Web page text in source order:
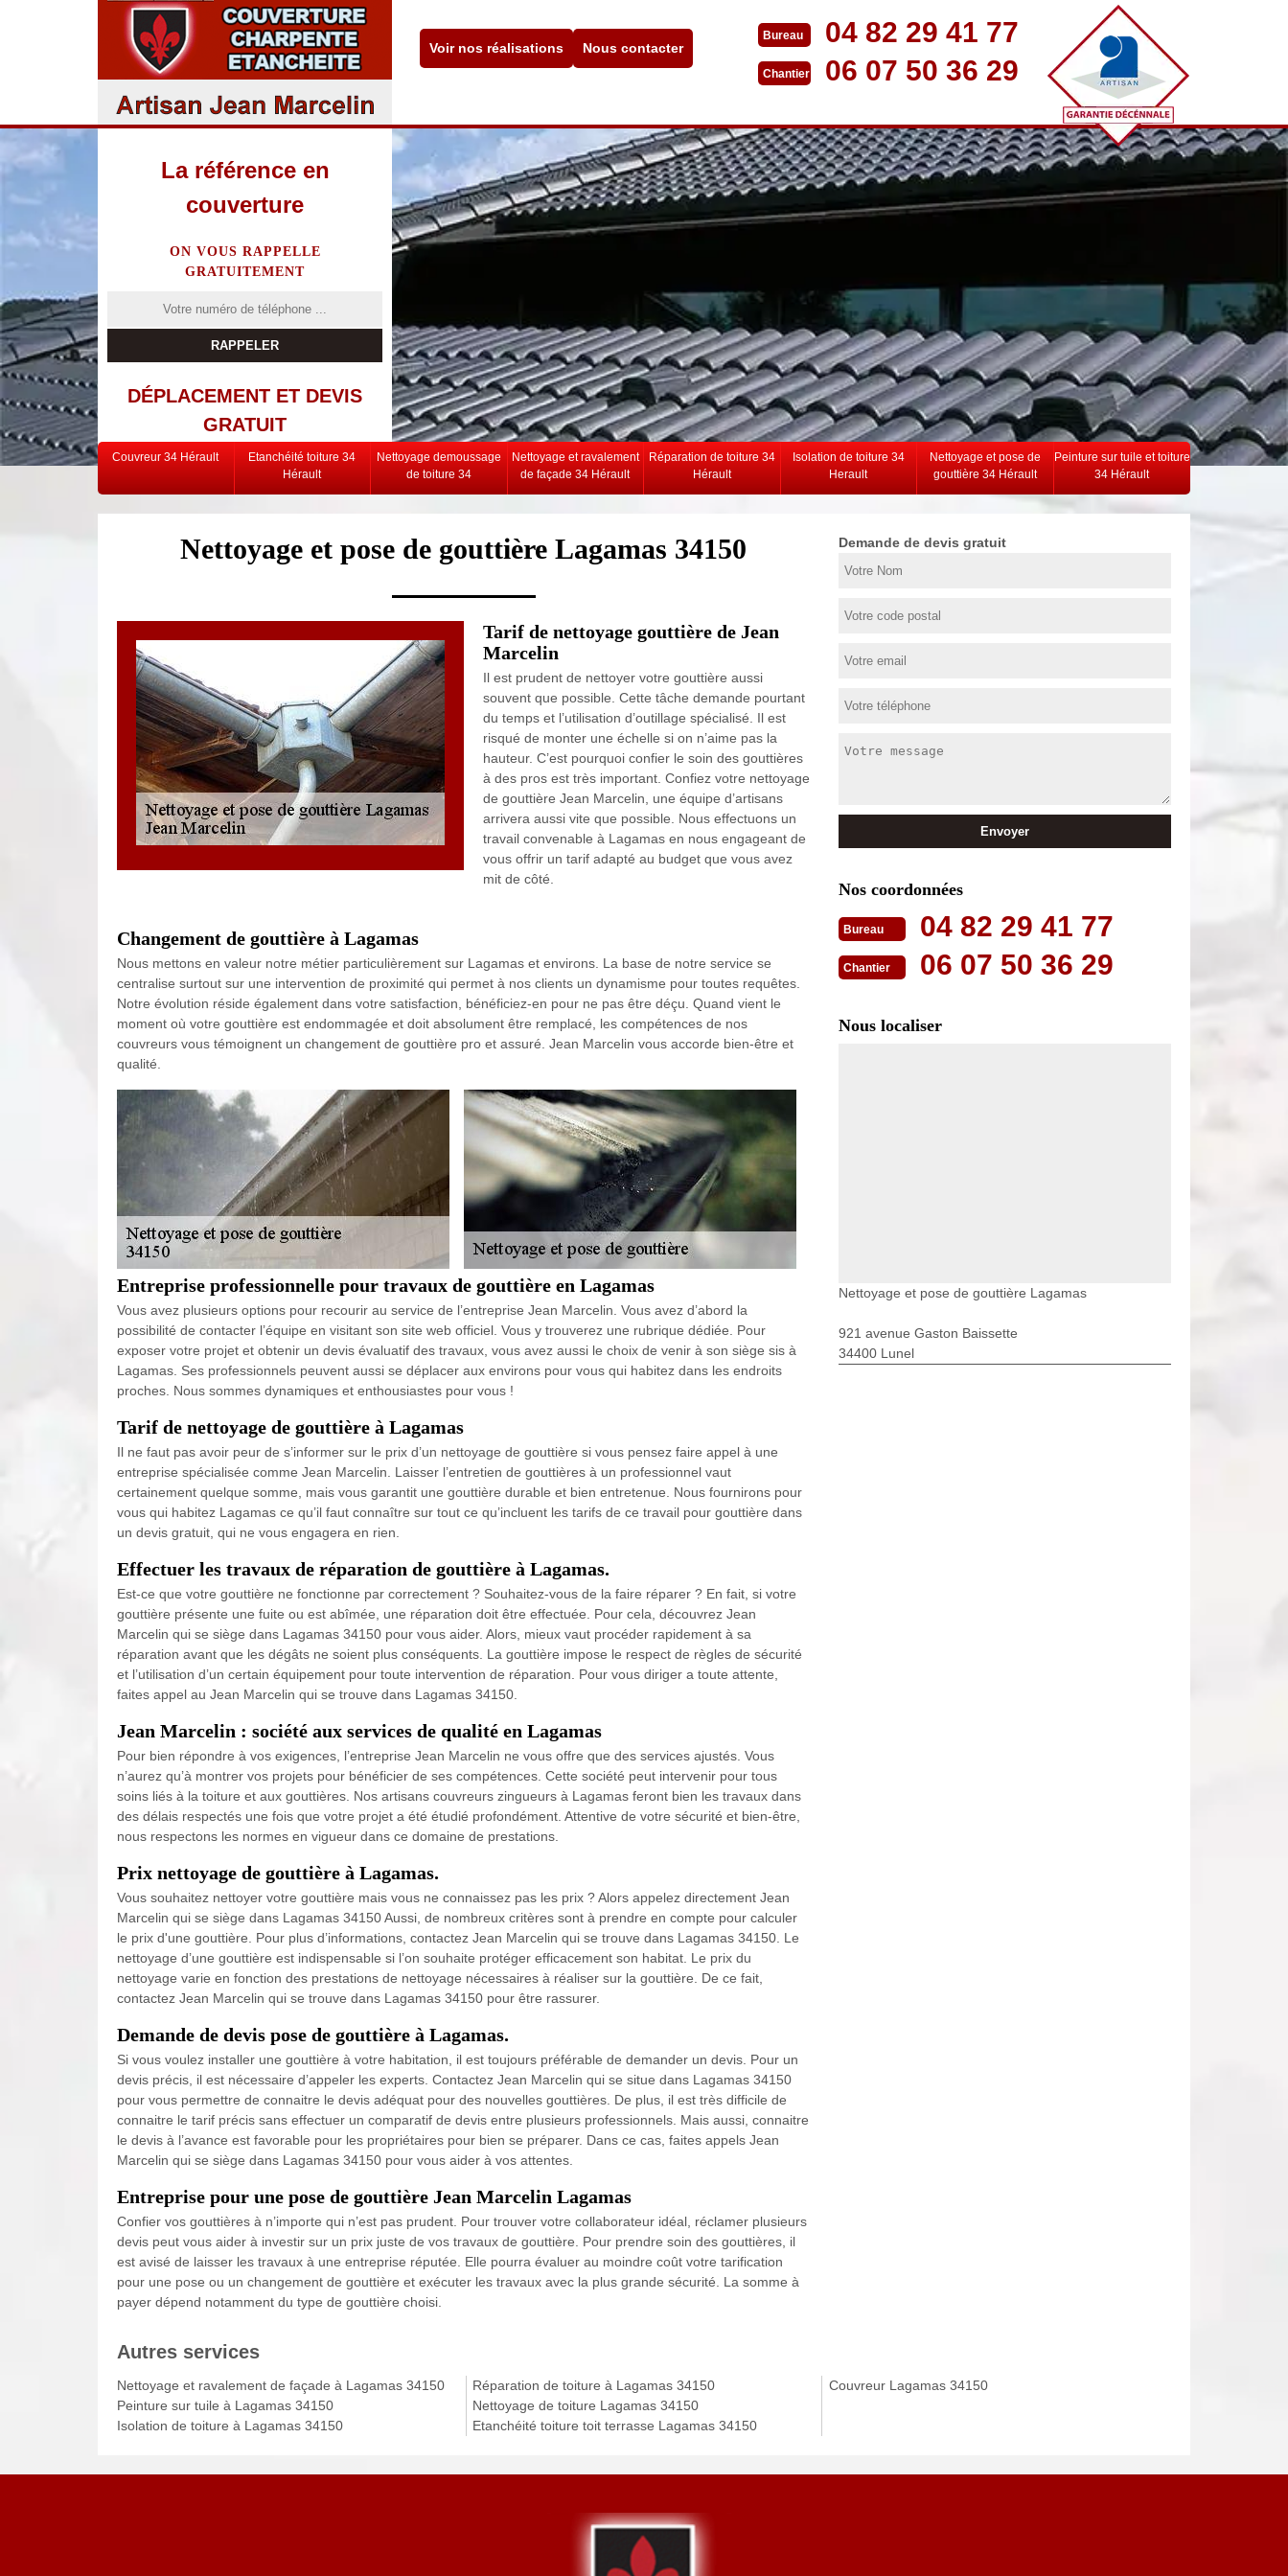
Voir nos réalisations Nous contacter
Bureau 04 82 29 41 77
Chantier 06 07 50 36 29
La référence en
couverture
ON VOUS RAPPELLE
GRATUITEMENT
DÉPLACEMENT ET DEVIS
GRATUIT
Couvreur 34 Hérault
Etanchéité toiture 34
Hérault
Nettoyage demoussage
de toiture 34
Nettoyage et ravalement
de façade 34 Hérault
Réparation de toiture 34
Hérault
Isolation de toiture 34
Herault
Nettoyage et pose de
gouttière 34 Hérault
Peinture sur tuile et toiture
34 Hérault
Nettoyage et pose de gouttière Lagamas 34150
Tarif de nettoyage gouttière de Jean
Marcelin
Il est prudent de nettoyer votre gouttière aussi
souvent que possible. Cette tâche demande pourtant
du temps et l’utilisation d’outillage spécialisé. Il est
risqué de monter une échelle si on n’aime pas la
hauteur. C’est pourquoi confier le soin des gouttières
à des pros est très important. Confiez votre nettoyage
de gouttière Jean Marcelin, une équipe d’artisans
arrivera aussi vite que possible. Nous effectuons un
travail convenable à Lagamas en nous engageant de
vous offrir un tarif adapté au budget que vous avez
mit de côté.
Changement de gouttière à Lagamas
Nous mettons en valeur notre métier particulièrement sur Lagamas et environs. La base de notre service se
centralise surtout sur une intervention de proximité qui permet à nos clients un dynamisme pour toutes requêtes.
Notre évolution réside également dans votre satisfaction, bénéficiez-en pour ne pas être déçu. Quand vient le
moment où votre gouttière est endommagée et doit absolument être remplacé, les compétences de nos
couvreurs vous témoignent un changement de gouttière pro et assuré. Jean Marcelin vous accorde bien-être et
qualité.
Entreprise professionnelle pour travaux de gouttière en Lagamas
Vous avez plusieurs options pour recourir au service de l’entreprise Jean Marcelin. Vous avez d’abord la
possibilité de contacter l’équipe en visitant son site web officiel. Vous y trouverez une rubrique dédiée. Pour
exposer votre projet et obtenir un devis évaluatif des travaux, vous avez aussi le choix de venir à son siège sis à
Lagamas. Ses professionnels peuvent aussi se déplacer aux environs pour vous qui habitez dans les endroits
proches. Nous sommes dynamiques et enthousiastes pour vous !
Tarif de nettoyage de gouttière à Lagamas
Il ne faut pas avoir peur de s’informer sur le prix d’un nettoyage de gouttière si vous pensez faire appel à une
entreprise spécialisée comme Jean Marcelin. Laisser l’entretien de gouttières à un professionnel vaut
certainement quelque somme, mais vous garantit une gouttière durable et bien entretenue. Nous fournirons pour
vous qui habitez Lagamas ce qu’il faut connaître sur tout ce qu’incluent les tarifs de ce travail pour gouttière dans
un devis gratuit, qui ne vous engagera en rien.
Effectuer les travaux de réparation de gouttière à Lagamas.
Est-ce que votre gouttière ne fonctionne par correctement ? Souhaitez-vous de la faire réparer ? En fait, si votre
gouttière présente une fuite ou est abîmée, une réparation doit être effectuée. Pour cela, découvrez Jean
Marcelin qui se siège dans Lagamas 34150 pour vous aider. Alors, mieux vaut procéder rapidement à sa
réparation avant que les dégâts ne soient plus conséquents. La gouttière impose le respect de règles de sécurité
et l’utilisation d’un certain équipement pour toute intervention de réparation. Pour vous diriger a toute attente,
faites appel au Jean Marcelin qui se trouve dans Lagamas 34150.
Jean Marcelin : société aux services de qualité en Lagamas
Pour bien répondre à vos exigences, l’entreprise Jean Marcelin ne vous offre que des services ajustés. Vous
n’aurez qu’à montrer vos projets pour bénéficier de ses compétences. Cette société peut intervenir pour tous
soins liés à la toiture et aux gouttières. Nos artisans couvreurs zingueurs à Lagamas feront bien les travaux dans
des délais respectés une fois que votre projet a été étudié profondément. Attentive de votre sécurité et bien-être,
nous respectons les normes en vigueur dans ce domaine de prestations.
Prix nettoyage de gouttière à Lagamas.
Vous souhaitez nettoyer votre gouttière mais vous ne connaissez pas les prix ? Alors appelez directement Jean
Marcelin qui se siège dans Lagamas 34150 Aussi, de nombreux critères sont à prendre en compte pour calculer
le prix d'une gouttière. Pour plus d’informations, contactez Jean Marcelin qui se trouve dans Lagamas 34150. Le
nettoyage d’une gouttière est indispensable si l’on souhaite protéger efficacement son habitat. Le prix du
nettoyage varie en fonction des prestations de nettoyage nécessaires à réaliser sur la gouttière. De ce fait,
contactez Jean Marcelin qui se trouve dans Lagamas 34150 pour être rassurer.
Demande de devis pose de gouttière à Lagamas.
Si vous voulez installer une gouttière à votre habitation, il est toujours préférable de demander un devis. Pour un
devis précis, il est nécessaire d’appeler les experts. Contactez Jean Marcelin qui se situe dans Lagamas 34150
pour vous permettre de connaitre le devis adéquat pour des nouvelles gouttières. De plus, il est très difficile de
connaitre le tarif précis sans effectuer un comparatif de devis entre plusieurs professionnels. Mais aussi, connaitre
le devis à l’avance est favorable pour les propriétaires pour bien se préparer. Dans ce cas, faites appels Jean
Marcelin qui se siège dans Lagamas 34150 pour vous aider à vos attentes.
Entreprise pour une pose de gouttière Jean Marcelin Lagamas
Confier vos gouttières à n’importe qui n’est pas prudent. Pour trouver votre collaborateur idéal, réclamer plusieurs
devis peut vous aider à investir sur un prix juste de vos travaux de gouttière. Pour prendre soin des gouttières, il
est avisé de laisser les travaux à une entreprise réputée. Elle pourra évaluer au moindre coût votre tarification
pour une pose ou un changement de gouttière et exécuter les travaux avec la plus grande sécurité. La somme à
payer dépend notamment du type de gouttière choisi.
Demande de devis gratuit
Nos coordonnées
Bureau 04 82 29 41 77
Chantier 06 07 50 36 29
Nous localiser
Nettoyage et pose de gouttière Lagamas
921 avenue Gaston Baissette
34400 Lunel
Autres services
Nettoyage et ravalement de façade à Lagamas 34150
Peinture sur tuile à Lagamas 34150
Isolation de toiture à Lagamas 34150
Réparation de toiture à Lagamas 34150
Nettoyage de toiture Lagamas 34150
Etanchéité toiture toit terrasse Lagamas 34150
Couvreur Lagamas 34150